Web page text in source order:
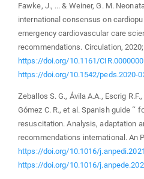
Fawke, J., ... & Weiner, G. M.
international consensus on
emergency cardiovascular care
recommendations. Circulation,
https://doi.org/10.1161/
https://doi.org/10.1542/peds.2020-
Zeballos S. G., Ávila A.A., Escrig
Gómez C. R., et al. Spanish guide ˜
resuscitation. Analysis, adaptation
recommendations international. An
https://doi.org/10.1016/
https://doi.org/10.1016/